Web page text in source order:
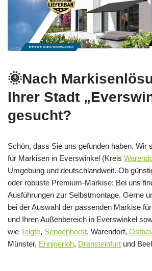
🌞Nach
Ihrer Stadt
gesucht?
Schön, dass Sie uns gefunden haben. Wir
für Markisen in Everswinkel (Kreis
Umgebung und deutschlandweit. Ob
oder robuste Premium-Markise: Bei uns
Ausführungen zur Selbstmontage. Gerne
bei der Auswahl der passenden Markise
und Ihren Außenbereich in Everswinkel
wie Telgte, Sendenhorst, Warendorf,
Münster, Ennigerloh, Drensteinfurt und